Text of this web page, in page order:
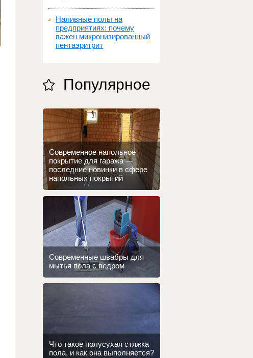
Наливные полы на
предприятиях: почему
важен микронизированный
пентаэритрит
Популярное
Современное напольное
покрытие для гаража —
последние новинки в сфере
напольных покрытий
Современные швабры для
мытья пола с ведром
Что такое полусухая стяжка
пола, и как она выполняется?